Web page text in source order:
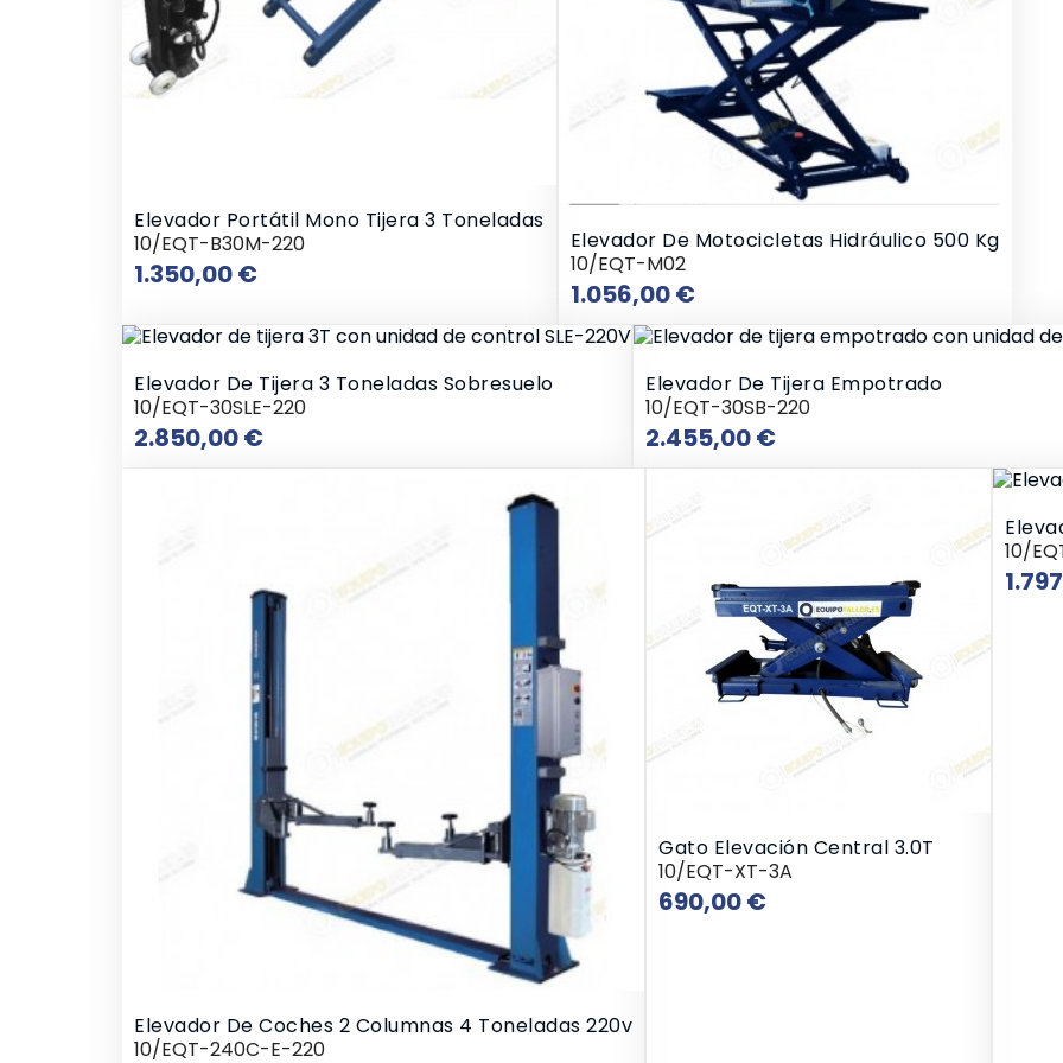
Elevador Portátil Mono Tijera 3 Toneladas
10/EQT-B30M-220
1.350,00 €
Elevador De Motocicletas Hidráulico 500 Kg
10/EQT-M02
1.056,00 €Precio
Elevador De Tijera 3 Toneladas Sobresuelo
10/EQT-30SLE-220
2.850,00 €
Elevador De Tijera Empotrado
10/EQT-30SB-220
2.455,00 €
Elevador De Coches 2 Columnas 4 Toneladas 220v
10/EQT-240C-E-220
Gato Elevación Central 3.0T
10/EQT-XT-3A
690,00 €
10/